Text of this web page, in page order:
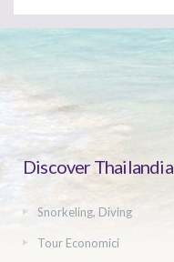
Discover Thailandia
Snorkeling, Diving
Tour Economici